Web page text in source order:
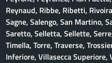
Reynaud, Ribbe, Ribetti,
Sagne, Salengo, San Martino,
Saretto, Selletta, Sellette,
Timella, Torre, Traverse,
Inferiore, Villasecca Superiore,